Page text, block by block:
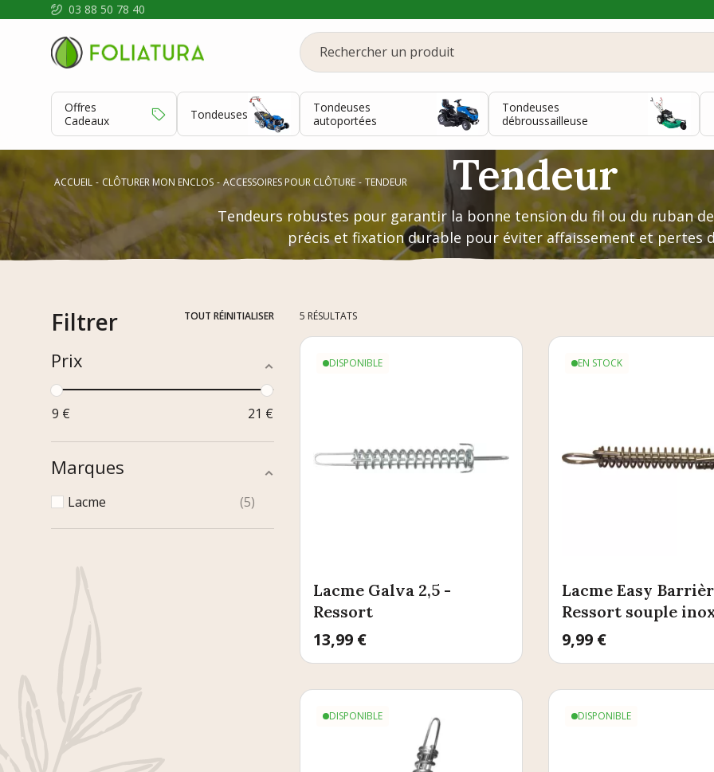
03 88 50 78 40
Offres
Cadeaux
Tondeuses
Tondeuses
autoportées
Tondeuses
débroussailleuse
ACCUEIL CLÔTURER MON ENCLOS ACCESSOIRES POUR CLÔTURE TENDEUR Tendeur
Tendeurs robustes pour garantir la bonne tension du fil ou du ruban
précis et fixation durable pour éviter affaissement et pertes
Filtrer TOUT RÉINITIALISER
Prix
9 € 21 €
Marques
Lacme 5
5 RÉSULTATS
DISPONIBLE
Lacme Galva 2,5 -
Ressort
Prix
13,99 €
EN STOCK
Lacme Easy
Ressort souple
Prix
9,99 €
DISPONIBLE DISPONIBLE